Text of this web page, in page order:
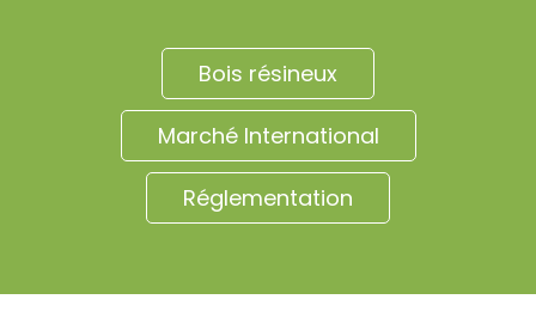
Bois résineux
Marché International
Réglementation